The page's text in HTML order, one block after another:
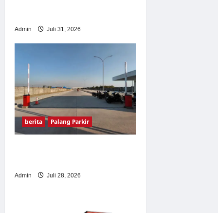
Admin Juli 31, 2026
berita Palang Parkir
Admin Juli 28, 2026